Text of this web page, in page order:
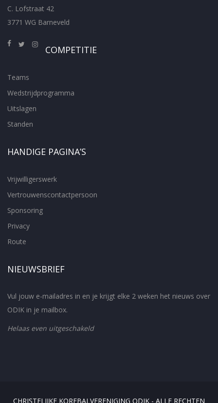
C. Lofstraat 42
3771 WG Barneveld
COMPETITIE
Teams
Wedstrijdprogramma
Uitslagen
Standen
HANDIGE PAGINA’S
Vrijwilligerswerk
Vertrouwenscontactpersoon
Sponsoring
Privacy
Route
NIEUWSBRIEF
Vul jouw e-mailadres in en je krijgt elke 2 weken het nieuws over
ODIK in je mailbox.
Helaas even uitgeschakeld
CHRISTELIJKE KORFBALVERENIGING ODIK - ALLE RECHTEN